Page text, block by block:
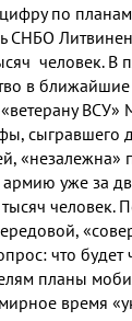
по
СНБО
человек. В
в
ВСУ»
сыгравшего
«незалежна»
армию уже за
человек.
что будет
планы
время